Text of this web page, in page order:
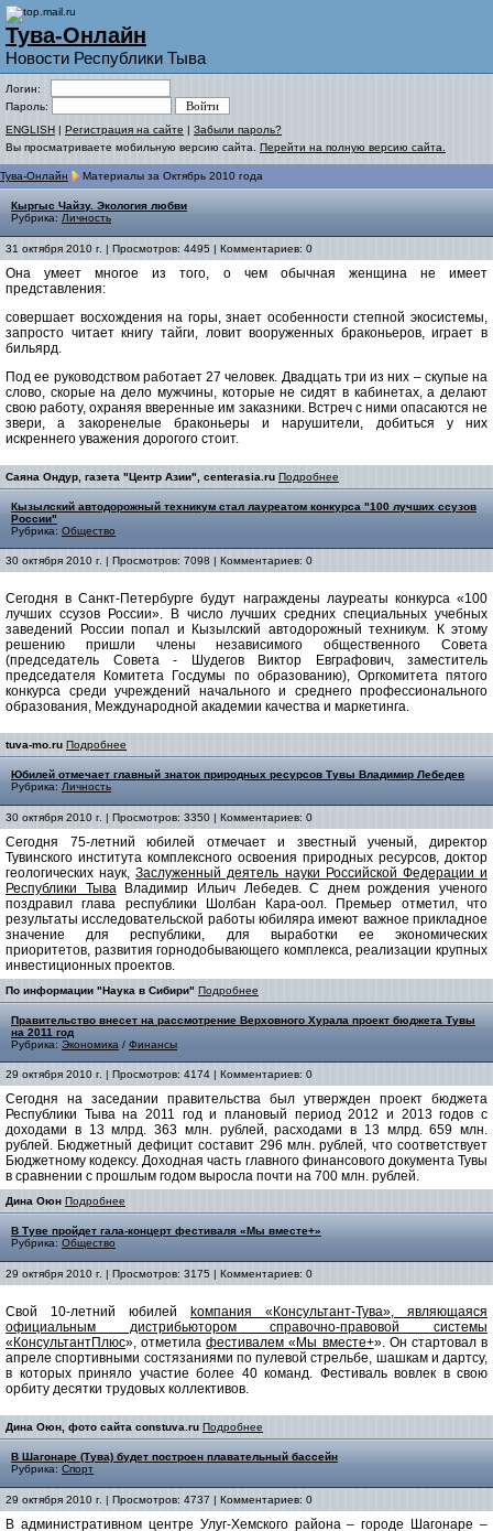
Тува-Онлайн
Новости Республики Тыва
Логин:
Пароль:
ENGLISH | Регистрация на сайте | Забыли пароль?
Вы просматриваете мобильную версию сайта. Перейти на полную версию сайта.
Тува-Онлайн Материалы за Октябрь 2010 года
Кыргыс Чайзу. Экология любви
Рубрика: Личность
31 октября 2010 г. | Просмотров: 4495 | Комментариев: 0
Она умеет многое из того, о чем обычная женщина не имеет
представления:
совершает восхождения на горы, знает особенности степной экосистемы,
запросто читает книгу тайги, ловит вооруженных браконьеров, играет в
бильярд.
Под ее руководством работает 27 человек. Двадцать три из них – скупые на
слово, скорые на дело мужчины, которые не сидят в кабинетах, а делают
свою работу, охраняя вверенные им заказники. Встреч с ними опасаются не
звери, а закоренелые браконьеры и нарушители, добиться у них
искреннего уважения дорогого стоит.
Саяна Ондур, газета "Центр Азии", centerasia.ru Подробнее
Кызылский автодорожный техникум стал лауреатом конкурса "100 лучших ссузов
России"
Рубрика: Общество
30 октября 2010 г. | Просмотров: 7098 | Комментариев: 0
Сегодня в Санкт-Петербурге будут награждены лауреаты конкурса «100
лучших ссузов России». В число лучших средних специальных учебных
заведений России попал и Кызылский автодорожный техникум. К этому
решению пришли члены независимого общественного Совета
(председатель Совета - Шудегов Виктор Евграфович, заместитель
председателя Комитета Госдумы по образованию), Оргкомитета пятого
конкурса среди учреждений начального и среднего профессионального
образования, Международной академии качества и маркетинга.
tuva-mo.ru Подробнее
Юбилей отмечает главный знаток природных ресурсов Тувы Владимир Лебедев
Рубрика: Личность
30 октября 2010 г. | Просмотров: 3350 | Комментариев: 0
Сегодня 75-летний юбилей отмечает и звестный ученый, директор
Тувинского института комплексного освоения природных ресурсов, доктор
геологических наук,Заслуженный деятель науки Российской Федерации и
Республики ТываВладимир Ильич Лебедев. С днем рождения ученого
поздравил глава республики Шолбан Кара-оол. Премьер отметил, что
результаты исследовательской работы юбиляра имеют важное прикладное
значение для республики, для выработки ее экономических
приоритетов, развития горнодобывающего комплекса, реализации крупных
инвестиционных проектов.
По информации "Наука в Сибири" Подробнее
Правительство внесет на рассмотрение Верховного Хурала проект бюджета Тувы
на 2011 год
Рубрика: Экономика / Финансы
29 октября 2010 г. | Просмотров: 4174 | Комментариев: 0
Сегодня на заседании правительства был утвержден проект бюджета
Республики Тыва на 2011 год и плановый период 2012 и 2013 годов с
доходами в 13 млрд. 363 млн. рублей, расходами в 13 млрд. 659 млн.
рублей. Бюджетный дефицит составит 296 млн. рублей, что соответствует
Бюджетному кодексу. Доходная часть главного финансового документа Тувы
в сравнении с прошлым годом выросла почти на 700 млн. рублей.
Дина Оюн Подробнее
В Туве пройдет гала-концерт фестиваля «Мы вместе+»
Рубрика: Общество
29 октября 2010 г. | Просмотров: 3175 | Комментариев: 0
Свой 10-летний юбилей koмпания «Консультант-Тува», являющаяся
официальным дистрибьютором справочно-правовой системы
«КонсультантПлюс», отметилафестивалем «Мы вместе+». Он стартовал в
апреле спортивными состязаниями по пулевой стрельбе, шашкам и дартсу,
в которых приняло участие более 40 команд. Фестиваль вовлек в свою
орбиту десятки трудовых коллективов.
Дина Оюн, фото сайта constuva.ru Подробнее
В Шагонаре (Тува) будет построен плавательный бассейн
Рубрика: Спорт
29 октября 2010 г. | Просмотров: 4737 | Комментариев: 0
В административном центре Улуг-Хемского района – городе Шагонаре –